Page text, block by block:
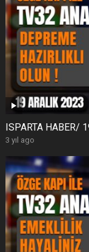
ISPARTA HABER/
3 yıl ago